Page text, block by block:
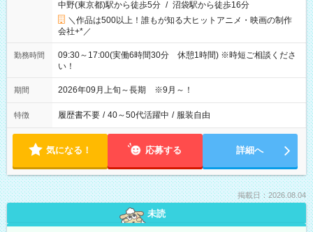
中野(東京都)駅から徒歩5分 / 沼袋駅から徒歩16分
＼作品は500以上！誰もが知る大ヒットアニメ・映画の制作
会社+*／
勤務時間
09:30～17:00(実働6時間30分 休憩1時間) ※時短ご相談くださ
い！
期間 2026年09月上旬～長期 ※9月～！
特徴 履歴書不要 / 40～50代活躍中 / 服装自由
気になる！ 応募する 詳細へ
掲載日：2026.08.04
未読